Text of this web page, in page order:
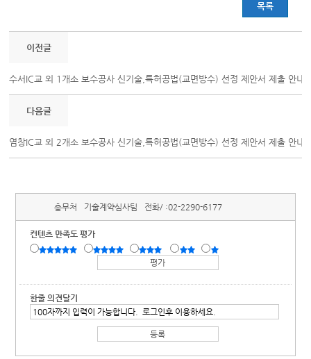
목록
이전글
수서IC교 외 1개소 보수공사 신기술,특허공법(교면방수) 선정 제안서 제출 안내
다음글
염창IC교 외 2개소 보수공사 신기술,특허공법(교면방수) 선정 제안서 제출 안내
총무처 기술계약심사팀 전화/ :02-2290-6177
컨텐츠 만족도 평가
한줄 의견달기